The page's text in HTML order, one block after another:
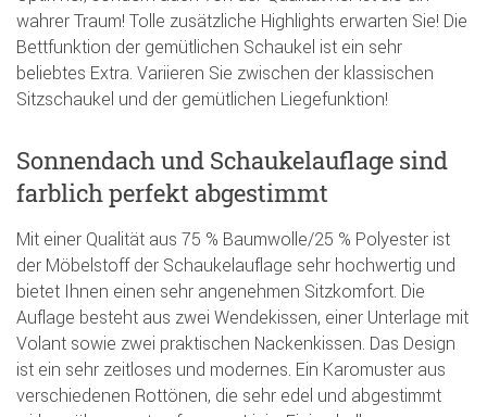
wahrer Traum! Tolle zusätzliche Highlights erwarten Sie! Die
Bettfunktion der gemütlichen Schaukel ist ein sehr
beliebtes Extra. Variieren Sie zwischen der klassischen
Sitzschaukel und der gemütlichen Liegefunktion!
Sonnendach und Schaukelauflage sind
farblich perfekt abgestimmt
Mit einer Qualität aus 75 % Baumwolle/25 % Polyester ist
der Möbelstoff der Schaukelauflage sehr hochwertig und
bietet Ihnen einen sehr angenehmen Sitzkomfort. Die
Auflage besteht aus zwei Wendekissen, einer Unterlage mit
Volant sowie zwei praktischen Nackenkissen. Das Design
ist ein sehr zeitloses und modernes. Ein Karomuster aus
verschiedenen Rottönen, die sehr edel und abgestimmt